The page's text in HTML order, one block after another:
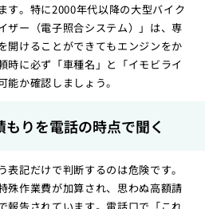
す。特に2000年代以降の大型バイク
ザー（電子照合システム）」は、専
開けることができてもエンジンをか
時に必ず「車種名」と「イモビライ
か確認しましょう。
りを電話の時点で聞く
表記だけで判断するのは危険です。
殊作業費が加算され、思わぬ高額請